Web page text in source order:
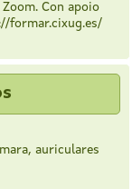
Con apoio
formar.cixug.es/
auriculares